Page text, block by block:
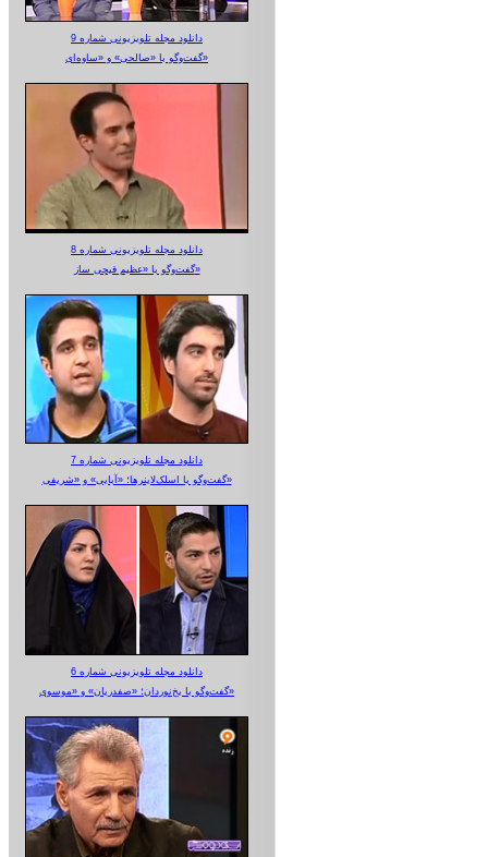
دانلود مجله تلویزیونی شماره 9
گفت‌وگو با «صالحی» و «ساوه‌ای»
دانلود مجله تلویزیونی شماره 8
گفت‌وگو با «عظیم قیچی ساز»
دانلود مجله تلویزیونی شماره 7
گفت‌وگو با اسلک‌لاینرها؛ «آبایی» و «شریفی»
دانلود مجله تلویزیونی شماره 6
گفت‌وگو با یخ‌نوردان؛ «صفدریان» و «موسوی»